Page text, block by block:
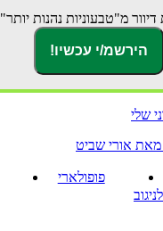
מ"טבעוניות נהנות יותר"
פופולארי